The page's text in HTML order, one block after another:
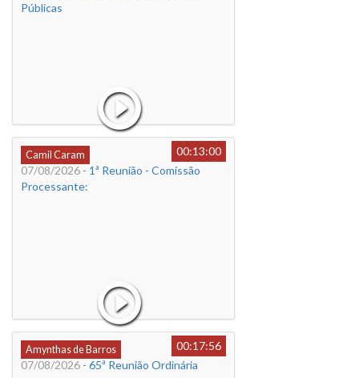
Públicas
Camil Caram
00:13:00
07/08/2026 - 1ª Reunião - Comissão
Processante:
Amynthas de Barros
00:17:56
07/08/2026 - 65ª Reunião Ordinária